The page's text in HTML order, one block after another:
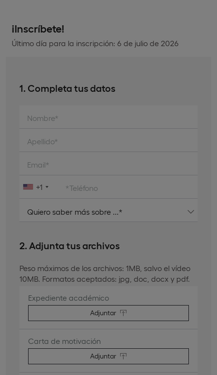
¡Inscríbete!
Último día para la inscripción: 6 de julio de 2026
1. Completa tus datos
Nombre*
Apellido*
Email*
*Teléfono
+1
2. Adjunta tus archivos
Peso máximos de los archivos: 1MB, salvo el vídeo
10MB. Formatos aceptados: jpg, doc, docx y pdf.
Expediente académico
Adjuntar
Carta de motivación
Adjuntar